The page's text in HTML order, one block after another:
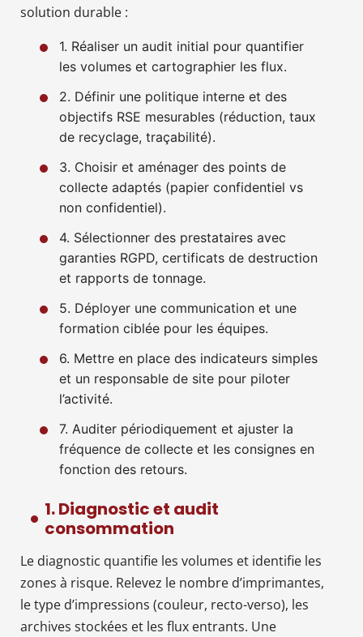
solution durable :
1. Réaliser un audit initial pour quantifier
les volumes et cartographier les flux.
2. Définir une politique interne et des
objectifs RSE mesurables (réduction, taux
de recyclage, traçabilité).
3. Choisir et aménager des points de
collecte adaptés (papier confidentiel vs
non confidentiel).
4. Sélectionner des prestataires avec
garanties RGPD, certificats de destruction
et rapports de tonnage.
5. Déployer une communication et une
formation ciblée pour les équipes.
6. Mettre en place des indicateurs simples
et un responsable de site pour piloter
l’activité.
7. Auditer périodiquement et ajuster la
fréquence de collecte et les consignes en
fonction des retours.
1. Diagnostic et audit
consommation
Le diagnostic quantifie les volumes et identifie les
zones à risque. Relevez le nombre d’imprimantes,
le type d’impressions (couleur, recto-verso), les
archives stockées et les flux entrants. Une